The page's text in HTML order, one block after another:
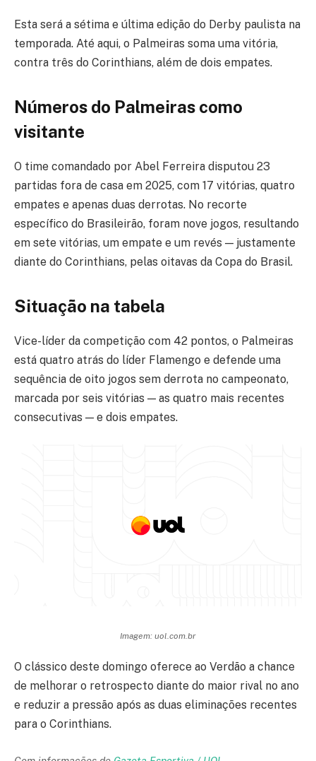
Esta será a sétima e última edição do Derby paulista na
temporada. Até aqui, o Palmeiras soma uma vitória,
contra três do Corinthians, além de dois empates.
Números do Palmeiras como
visitante
O time comandado por Abel Ferreira disputou 23
partidas fora de casa em 2025, com 17 vitórias, quatro
empates e apenas duas derrotas. No recorte
específico do Brasileirão, foram nove jogos, resultando
em sete vitórias, um empate e um revés — justamente
diante do Corinthians, pelas oitavas da Copa do Brasil.
Situação na tabela
Vice-líder da competição com 42 pontos, o Palmeiras
está quatro atrás do líder Flamengo e defende uma
sequência de oito jogos sem derrota no campeonato,
marcada por seis vitórias — as quatro mais recentes
consecutivas — e dois empates.
Imagem: uol.com.br
O clássico deste domingo oferece ao Verdão a chance
de melhorar o retrospecto diante do maior rival no ano
e reduzir a pressão após as duas eliminações recentes
para o Corinthians.